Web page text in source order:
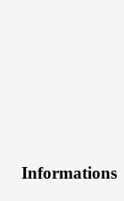
Informations